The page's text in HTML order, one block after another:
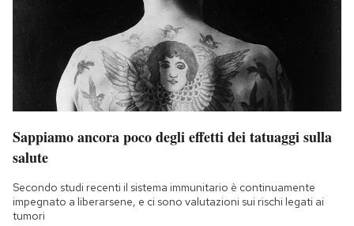
Sappiamo ancora poco degli effetti dei tatuaggi sulla
salute
Secondo studi recenti il sistema immunitario è continuamente
impegnato a liberarsene, e ci sono valutazioni sui rischi legati ai
tumori